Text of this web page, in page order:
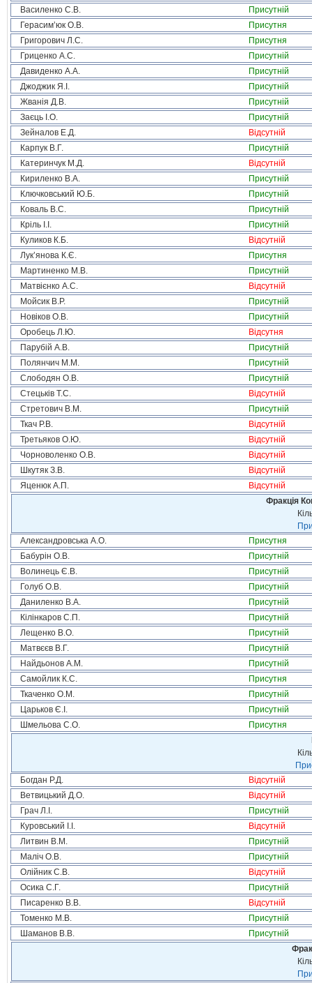
Василенко С.В.
Присутній
Герасим’юк О.В.
Присутня
Григорович Л.С.
Присутня
Гриценко А.С.
Присутній
Давиденко А.А.
Присутній
Джоджик Я.І.
Присутній
Жванія Д.В.
Присутній
Заєць І.О.
Присутній
Зейналов Е.Д.
Відсутній
Карпук В.Г.
Присутній
Катеринчук М.Д.
Відсутній
Кириленко В.А.
Присутній
Ключковський Ю.Б.
Присутній
Коваль В.С.
Присутній
Кріль І.І.
Присутній
Куликов К.Б.
Відсутній
Лук’янова К.Є.
Присутня
Мартиненко М.В.
Присутній
Матвієнко А.С.
Відсутній
Мойсик В.Р.
Присутній
Новіков О.В.
Присутній
Оробець Л.Ю.
Відсутня
Парубій А.В.
Присутній
Полянчич М.М.
Присутній
Слободян О.В.
Присутній
Стецьків Т.С.
Відсутній
Стретович В.М.
Присутній
Ткач Р.В.
Відсутній
Третьяков О.Ю.
Відсутній
Чорноволенко О.В.
Відсутній
Шкутяк З.В.
Відсутній
Яценюк А.П.
Відсутній
Фракція
Александровська А.О.
Присутня
Бабурін О.В.
Присутній
Волинець Є.В.
Присутній
Голуб О.В.
Присутній
Даниленко В.А.
Присутній
Кілінкаров С.П.
Присутній
Лещенко В.О.
Присутній
Матвєєв В.Г.
Присутній
Найдьонов А.М.
Присутній
Самойлик К.С.
Присутня
Ткаченко О.М.
Присутній
Царьков Є.І.
Присутній
Шмельова С.О.
Присутня
Богдан Р.Д.
Відсутній
Ветвицький Д.О.
Відсутній
Грач Л.І.
Присутній
Куровський І.І.
Відсутній
Литвин В.М.
Присутній
Маліч О.В.
Присутній
Олійник С.В.
Відсутній
Осика С.Г.
Присутній
Писаренко В.В.
Відсутній
Томенко М.В.
Присутній
Шаманов В.В.
Присутній